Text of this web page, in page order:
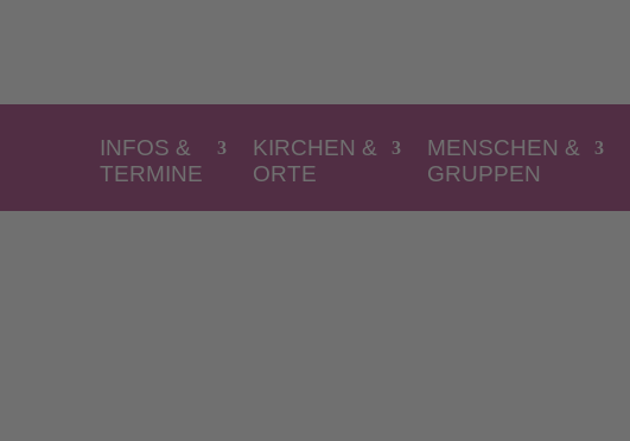
INFOS &
TERMINE
KIRCHEN &
ORTE
MENSCHEN &
GRUPPEN